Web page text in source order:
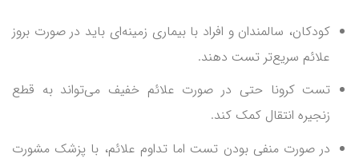
کودکان، سالمندان و افراد با بیماری زمینه‌ای باید در صورت بروز
علائم سریع‌تر تست دهند.
تست کرونا حتی در صورت علائم خفیف می‌تواند به قطع
زنجیره انتقال کمک کند.
در صورت منفی بودن تست اما تداوم علائم، با پزشک مشورت